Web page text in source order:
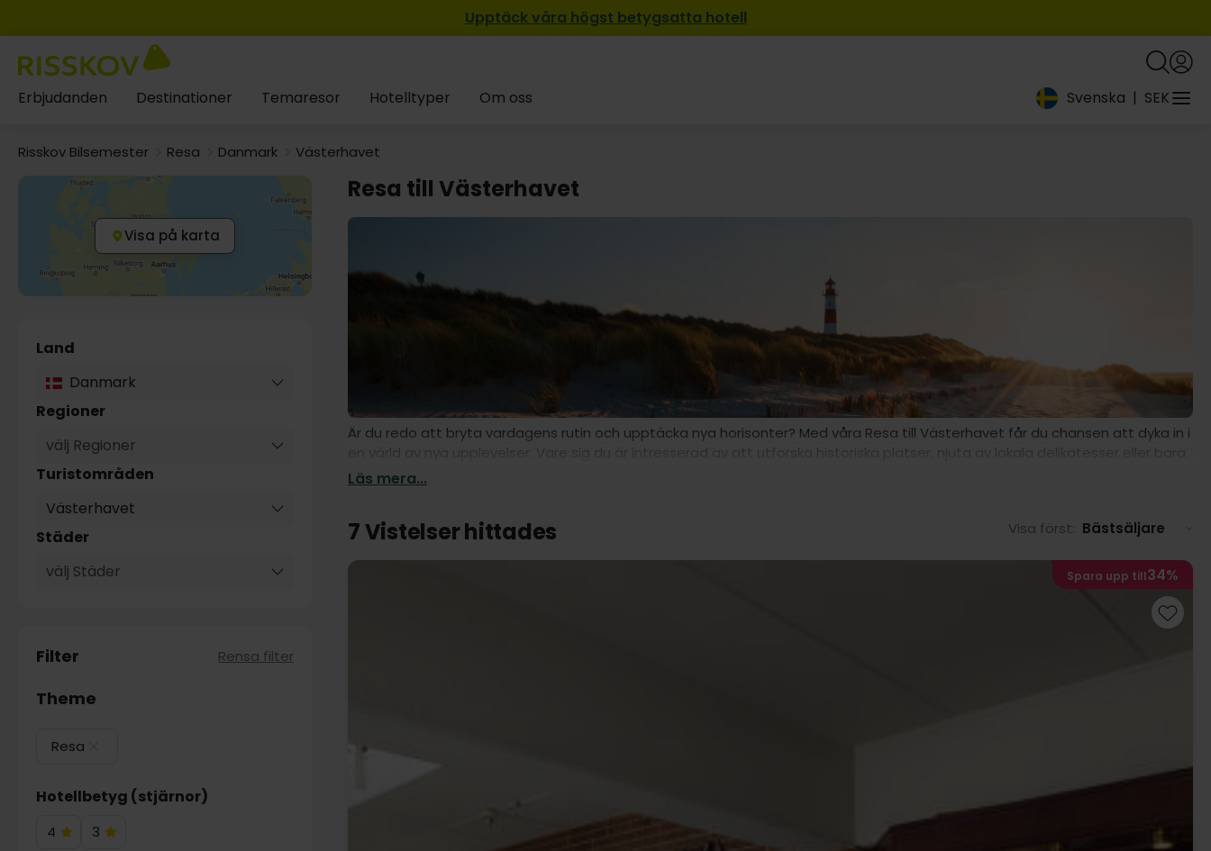
Upptäck våra högst betygsatta hotell
Erbjudanden Destinationer Temaresor Hotelltyper Om oss Svenska | SEK
Risskov Bilsemester Resa Danmark Västerhavet
Visa på karta
Land
Danmark
Regioner
välj Regioner
Turistområden
Västerhavet
Städer
välj Städer
Filter Rensa filter
Theme
Resa
Hotellbetyg (stjärnor)
4
4
3
3
Resa till Västerhavet
Är du redo att bryta vardagens rutin och upptäcka nya horisonter? Med våra Resa till Västerhavet får du chansen att dyka in i
en värld av nya upplevelser. Vare sig du är intresserad av att utforska historiska platser, njuta av lokala delikatesser eller bara
vill koppla av i en ny miljö, har vi den perfekta resan för dig. Låt Västerhavet överraska dig och ge dig oförglömliga stunder
Läs mera...
7 Vistelser hittades Visa först: Bästsäljare
Spara upp till34%